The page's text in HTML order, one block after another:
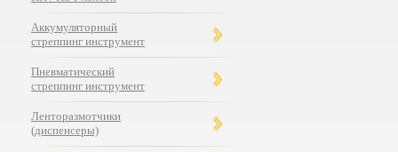
Аккумуляторный
стреппинг инструмент
Пневматический
стреппинг инструмент
Ленторазмотчики
(диспенсеры)